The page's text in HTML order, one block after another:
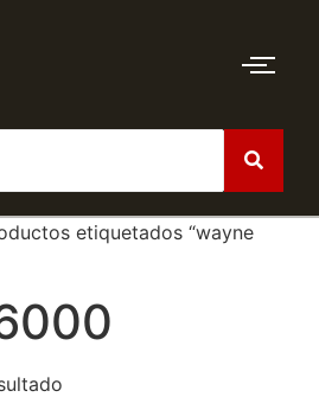
etiquetados “wayne